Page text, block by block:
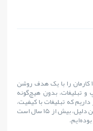
ما در چاپ و تبلیغات مهرگان از سال ۱۳۸۷ کارمان را با یک هدف روشن
و تبلیغات، بدون هیچ‌گونه
که تبلیغات با کیفیت،
شایستهٔ کسب‌وکارهای موفق است؛ به همین دلیل، بیش از ۱۵ سال است